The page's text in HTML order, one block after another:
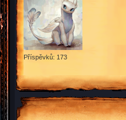
Příspěvků: 173